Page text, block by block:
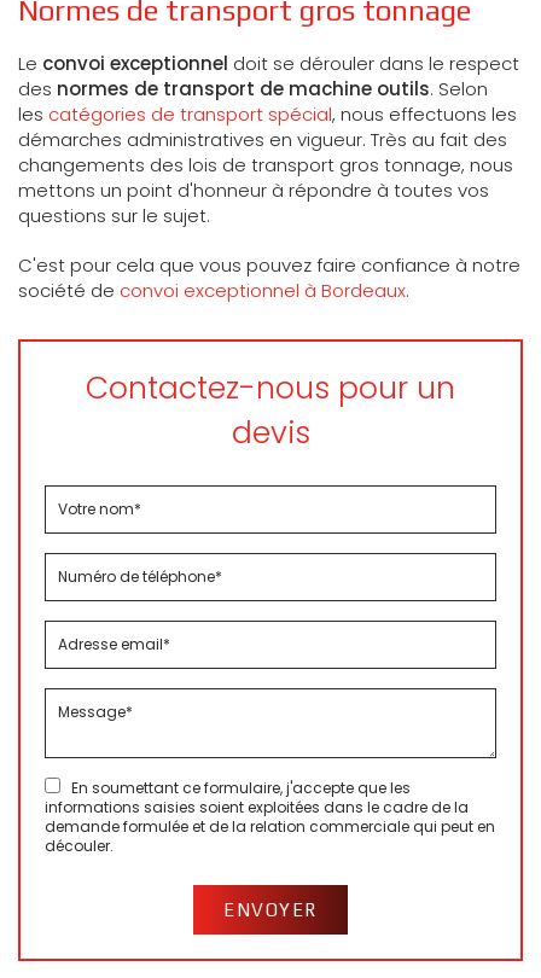
Normes de transport gros tonnage
Le convoi exceptionnel doit se dérouler dans le respect
des normes de transport de machine outils. Selon
les catégories de transport spécial, nous effectuons les
démarches administratives en vigueur. Très au fait des
changements des lois de transport gros tonnage, nous
mettons un point d'honneur à répondre à toutes vos
questions sur le sujet.
C'est pour cela que vous pouvez faire confiance à notre
société de convoi exceptionnel à Bordeaux.
Contactez-nous pour un
devis
En soumettant ce formulaire, j'accepte que les
informations saisies soient exploitées dans le cadre de la
demande formulée et de la relation commerciale qui peut en
découler.